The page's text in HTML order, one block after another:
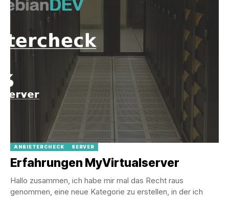
ANBIETERCHECK SERVER
Erfahrungen MyVirtualserver
Hallo zusammen, ich habe mir mal das Recht raus
genommen, eine neue Kategorie zu erstellen, in der ich